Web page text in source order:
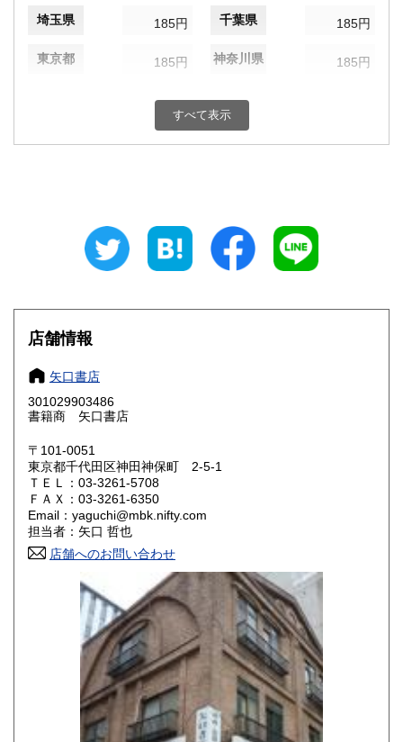
埼玉県 185円 千葉県 185円
東京都 185円 神奈川県 185円
185円 富山県
185円 三重県
大阪府
奈良県
鳥取県
岡山県
山口県 185円
香川県 185円
高知県
185円 長崎県
185円 大分県
185円 鹿児島県
185円
すべて表示
店舗情報
矢口書店
301029903486
書籍商 矢口書店
〒101-0051
東京都千代田区神田神保町 2-5-1
ＴＥＬ：03-3261-5708
ＦＡＸ：03-3261-6350
Email：yaguchi@mbk.nifty.com
担当者：矢口 哲也
店舗へのお問い合わせ